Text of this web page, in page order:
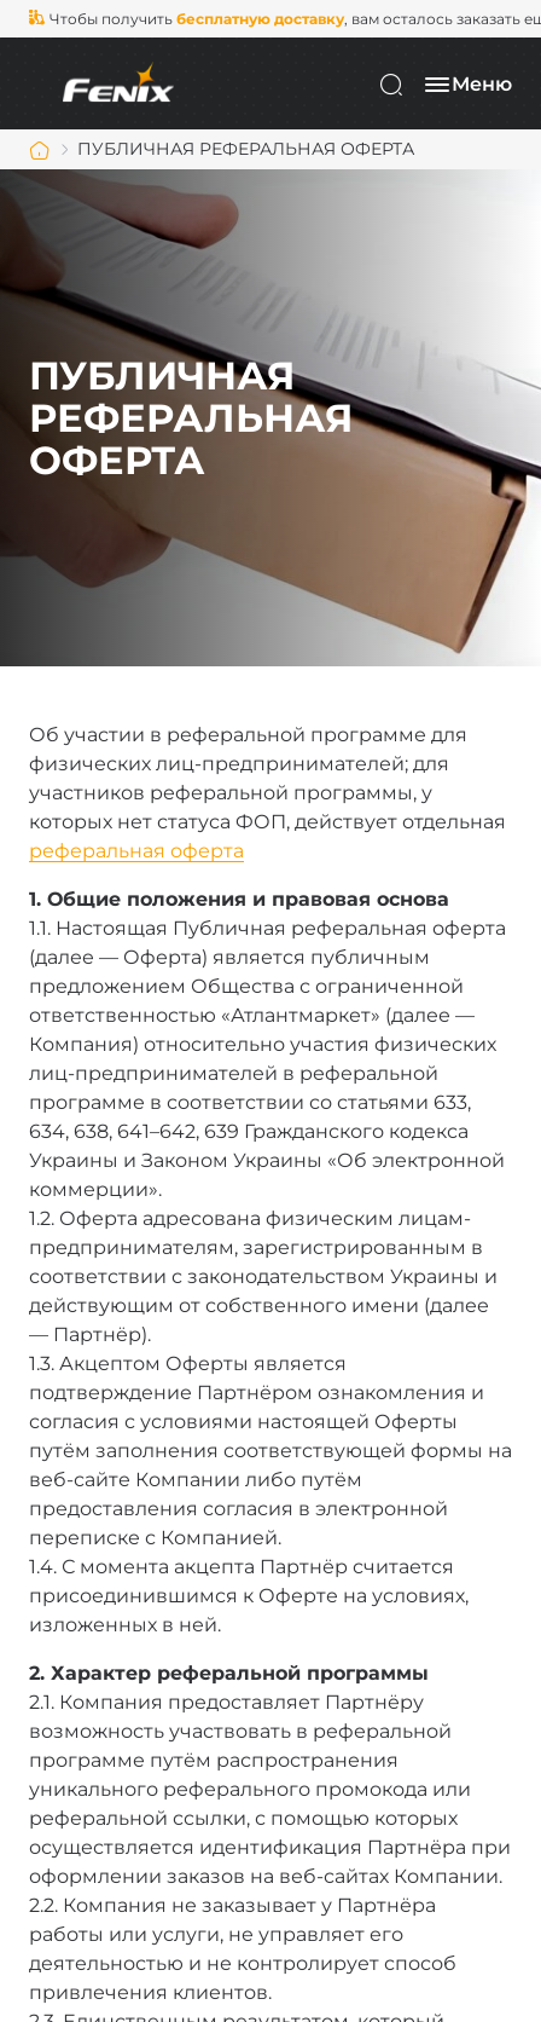
Чтобы получить бесплатную доставку, вам осталось заказать
Меню
ПУБЛИЧНАЯ РЕФЕРАЛЬНАЯ ОФЕРТА
ПУБЛИЧНАЯ
РЕФЕРАЛЬНАЯ
ОФЕРТА
Об участии в реферальной программе для
физических лиц-предпринимателей; для
участников реферальной программы, у
которых нет статуса ФОП, действует отдельная
реферальная оферта
1. Общие положения и правовая основа
1.1. Настоящая Публичная реферальная оферта
(далее — Оферта) является публичным
предложением Общества с ограниченной
ответственностью «Атлантмаркет» (далее —
Компания) относительно участия физических
лиц-предпринимателей в реферальной
программе в соответствии со статьями 633,
634, 638, 641–642, 639 Гражданского кодекса
Украины и Законом Украины «Об электронной
коммерции».
1.2. Оферта адресована физическим лицам-
предпринимателям, зарегистрированным в
соответствии с законодательством Украины и
действующим от собственного имени (далее
— Партнёр).
1.3. Акцептом Оферты является
подтверждение Партнёром ознакомления и
согласия с условиями настоящей Оферты
путём заполнения соответствующей формы на
веб-сайте Компании либо путём
предоставления согласия в электронной
переписке с Компанией.
1.4. С момента акцепта Партнёр считается
присоединившимся к Оферте на условиях,
изложенных в ней.
2. Характер реферальной программы
2.1. Компания предоставляет Партнёру
возможность участвовать в реферальной
программе путём распространения
уникального реферального промокода или
реферальной ссылки, с помощью которых
осуществляется идентификация Партнёра при
оформлении заказов на веб-сайтах Компании.
2.2. Компания не заказывает у Партнёра
работы или услуги, не управляет его
деятельностью и не контролирует способ
привлечения клиентов.